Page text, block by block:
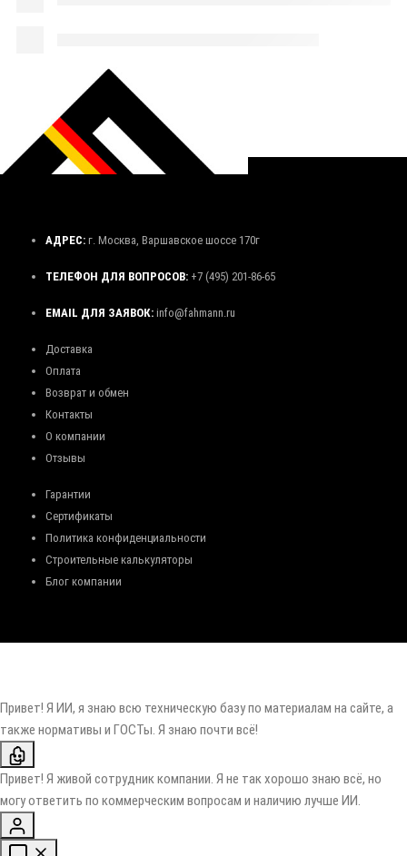
АДРЕС: г. Москва, Варшавское шоссе 170г
ТЕЛЕФОН ДЛЯ ВОПРОСОВ: +7 (495) 201-86-65
EMAIL ДЛЯ ЗАЯВОК: info@fahmann.ru
Доставка
Оплата
Возврат и обмен
Контакты
О компании
Отзывы
Гарантии
Сертификаты
Политика конфиденциальности
Строительные калькуляторы
Блог компании
Привет! Я ИИ, я знаю всю техническую базу по материалам на сайте, а
также нормативы и ГОСТы. Я знаю почти всё!
Привет! Я живой сотрудник компании. Я не так хорошо знаю всё, но
могу ответить по коммерческим вопросам и наличию лучше ИИ.